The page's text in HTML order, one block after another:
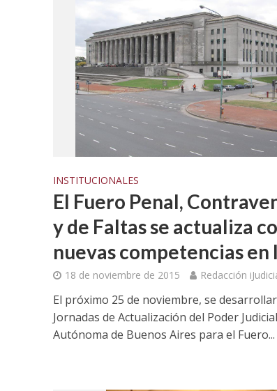
INSTITUCIONALES
El Fuero Penal,
y de Faltas se actualiza
nuevas competencias en
18 de noviembre de 2015 Redacción
El próximo 25 de noviembre, se
Jornadas de Actualización del Poder
Autónoma de Buenos Aires para el Fuero...